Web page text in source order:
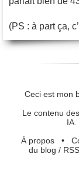
(PS : à part ça,
Ceci est mon
Le contenu
IA.
À propos•
du blog /